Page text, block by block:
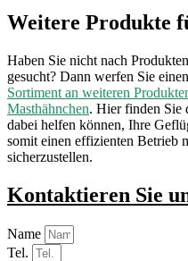
Weitere Produkte
Haben Sie nicht nach
gesucht? Dann werfen Sie
Sortiment an weiteren
Masthähnchen. Hier finden Sie
dabei helfen können, Ihre
somit einen effizienten Betrieb
sicherzustellen.
Kontaktieren Sie
Name
Tel.